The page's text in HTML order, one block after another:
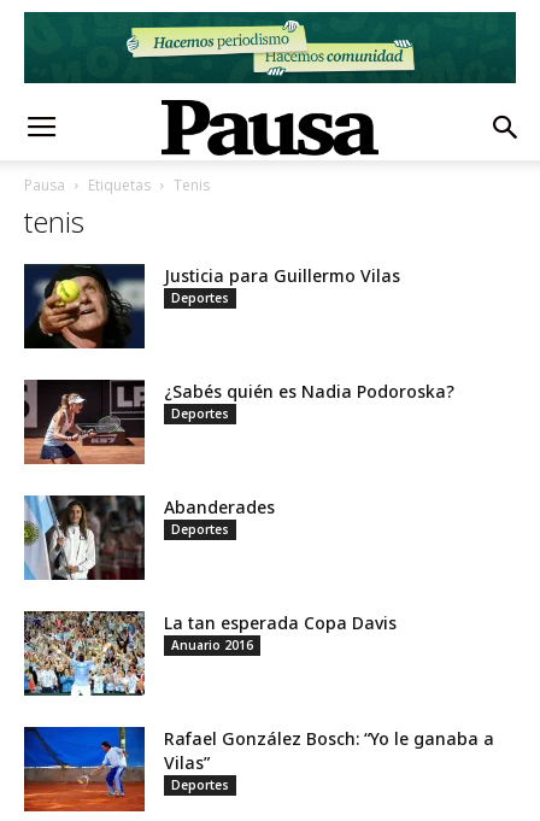
Pausa Etiquetas Tenis
tenis
Justicia para Guillermo Vilas
Deportes
¿Sabés quién es Nadia Podoroska?
Deportes
Abanderades
Deportes
La tan esperada Copa Davis
Anuario 2016
Rafael González Bosch: “Yo le ganaba a
Vilas”
Deportes